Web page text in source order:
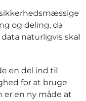
og deling, da
naturligvis skal
en del ind til
for at bruge
er en ny måde at